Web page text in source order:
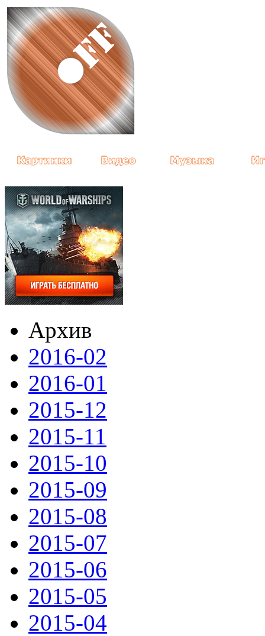
Архив
2016-02
2016-01
2015-12
2015-11
2015-10
2015-09
2015-08
2015-07
2015-06
2015-05
2015-04